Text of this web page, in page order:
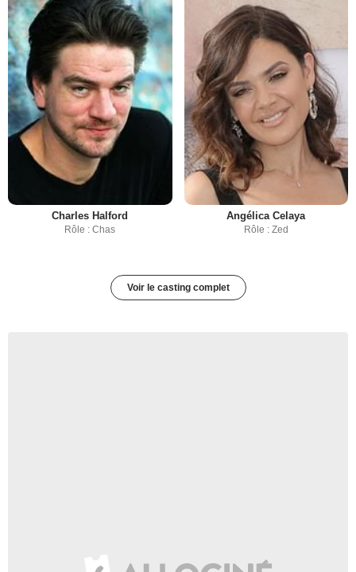
Charles Halford
Rôle : Chas
Angélica Celaya
Rôle : Zed
Voir le casting complet